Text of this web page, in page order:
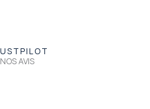
NOS AVIS